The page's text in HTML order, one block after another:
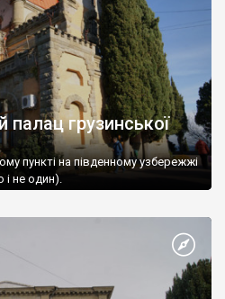
грузинської
пункті на південному узбережжі
і не один).